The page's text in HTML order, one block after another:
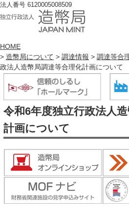
法人番号 6120005008509
造幣局案内
トップページ
造幣局について
造幣事業を知る
貨幣を知る
造幣局を楽しむ
造幣局製品を買う
HOME
> 造幣局について > 調達情報 > 調達等合
政法人造幣局調達等合理化計画について
令和6年度独立行政法人
計画について